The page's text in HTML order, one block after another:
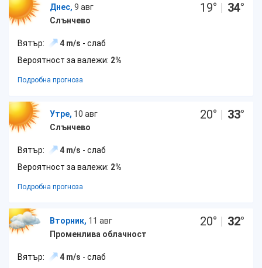
Днес, 9 авг
Слънчево
19° | 34°
Вятър: 4 m/s - слаб
Вероятност за валежи: 2%
Подробна прогноза
Утре, 10 авг
Слънчево
20° | 33°
Вятър: 4 m/s - слаб
Вероятност за валежи: 2%
Подробна прогноза
Вторник, 11 авг
Променлива облачност
20° | 32°
Вятър: 4 m/s - слаб